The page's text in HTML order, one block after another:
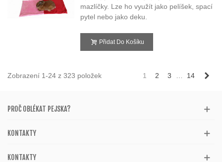
mazlíčky. Lze ho využít jako pelíšek, spací
pytel nebo jako deku.
Přidat Do Košíku
Zobrazení 1-24 z 323 položek 1 2 3 14
PROČ OBLÉKAT PEJSKA?
KONTAKTY
KONTAKTY